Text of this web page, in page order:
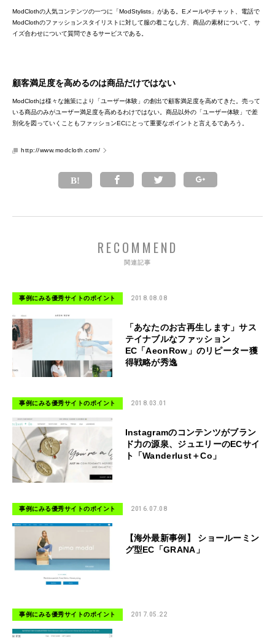
ModClothの人気コンテンツの一つに「ModStylists」がある。Eメールやチャット、電話で
ModClothのファッションスタイリストに対して服の着こなし方、商品の素材について、サ
イズ合わせについて質問できるサービスである。
顧客満足度を高めるのは商品だけではない
ModClothは様々な施策により「ユーザー体験」の創出で顧客満足度を高めてきた。売って
いる商品のみがユーザー満足度を高めるわけではない。商品以外の「ユーザー体験」で差
別化を図っていくこともファッションECにとって重要なポイントと言えるであろう。
http://www.modcloth.com/
RECOMMEND
関連記事
事例にみる優秀サイトのポイント 2018.08.08
「あなたのお古再生します」サス
テイナブルなファッション
EC「AeonRow」のリピーター獲
得戦略が秀逸
事例にみる優秀サイトのポイント 2018.03.01
Instagramのコンテンツがブラン
ド力の源泉、ジュエリーのECサイ
ト「Wanderlust＋Co」
事例にみる優秀サイトのポイント 2016.07.08
【海外最新事例】 ショールーミン
グ型EC「GRANA」
事例にみる優秀サイトのポイント 2017.05.22